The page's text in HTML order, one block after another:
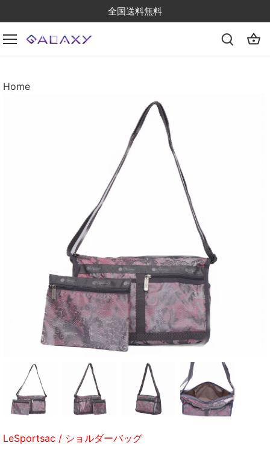
to
content
全国送料無料
Home
LeSportsac / ショルダーバッグ